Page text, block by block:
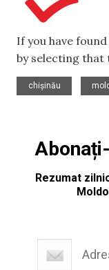
If you have
by selecting that
chișinău
Rezumat